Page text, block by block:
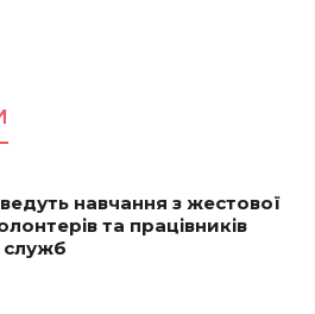
навчання з жестової
та працівників
служб